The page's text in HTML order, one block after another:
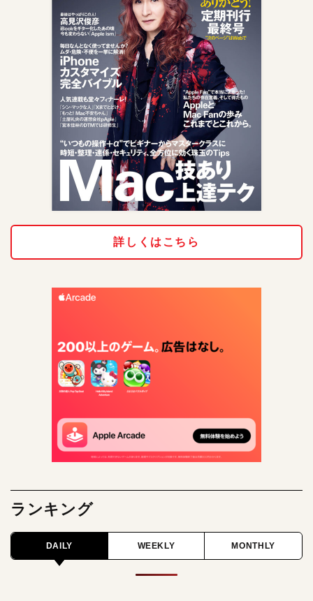
詳しくはこちら
ランキング
DAILY WEEKLY MONTHLY